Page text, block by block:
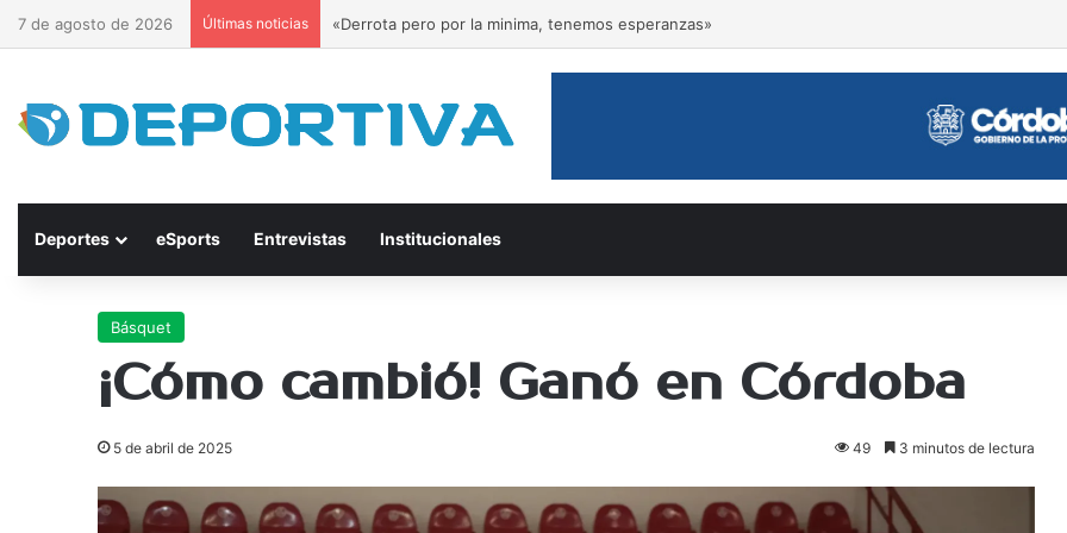
7 de agosto de 2026 Últimas noticias Las chicas de Bulnes lideran el Torneo Olga Palmero
Deportes eSports Entrevistas Institucionales
Básquet
¡Cómo cambió! Ganó en Córdoba
5 de abril de 2025 49 3 minutos de lectura